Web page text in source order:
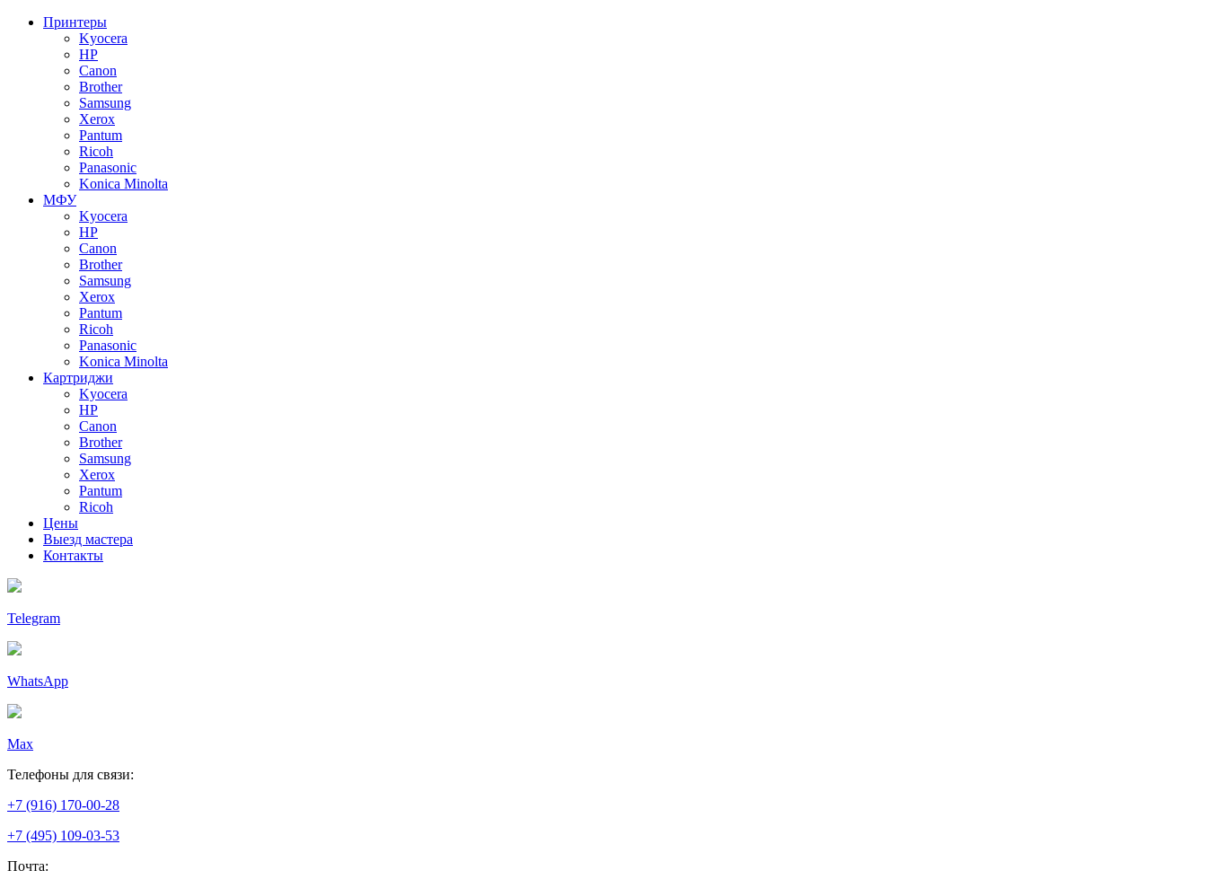
Принтеры
Kyocera
HP
Canon
Brother
Samsung
Xerox
Pantum
Ricoh
Panasonic
Konica Minolta
МФУ
Kyocera
HP
Canon
Brother
Samsung
Xerox
Pantum
Ricoh
Panasonic
Konica Minolta
Картриджи
Kyocera
HP
Canon
Brother
Samsung
Xerox
Pantum
Ricoh
Цены
Выезд мастера
Контакты
Telegram
WhatsApp
Max
Телефоны для связи:
+7 (916) 170-00-28
+7 (495) 109-03-53
Почта: